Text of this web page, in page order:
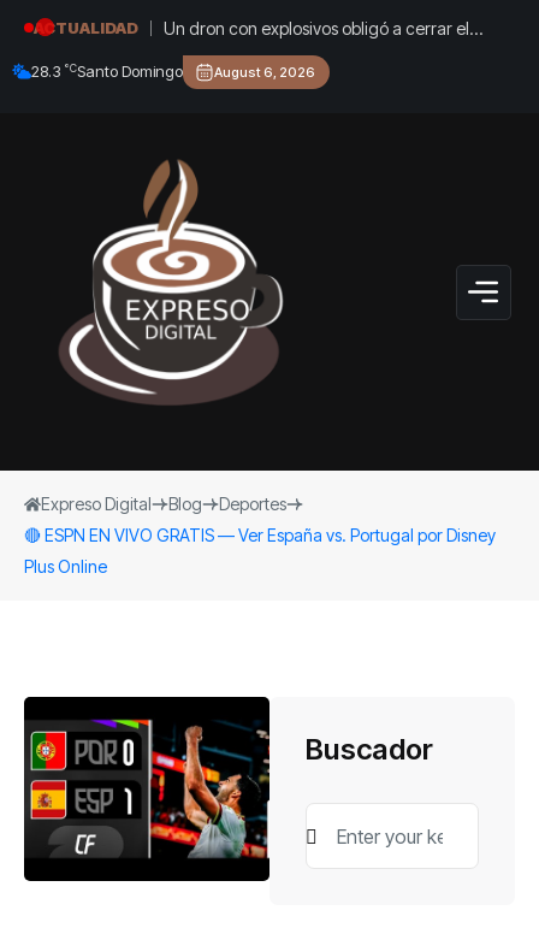
ACTUALIDAD
Un dron con explosivos obligó a cerrar el
aeropuerto de Leipzig: Alemania denunció un
“ataque híbrido”
28.3 °CSanto Domingo August 6, 2026
Expreso Digital Blog
Deportes
🔴​ ESPN EN VIVO GRATIS — Ver España vs. Portugal por Disney
Plus Online
Buscador